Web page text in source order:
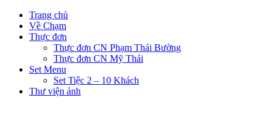
Trang chủ
Về Chạm
Thực đơn
Thực đơn CN Phạm Thái Bường
Thực đơn CN Mỹ Thái
Set Menu
Set Tiệc 2 – 10 Khách
Thư viện ảnh